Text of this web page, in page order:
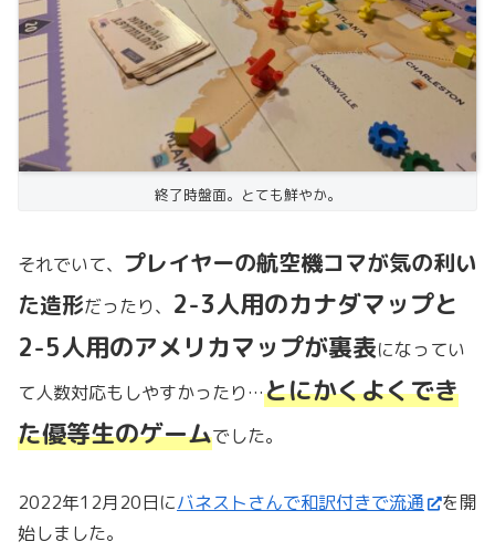
終了時盤面。とても鮮やか。
それでいて、 プレイヤーの航空機コマが気の利い
た造形だったり、 2-3人用のカナダマップと
2-5人用のアメリカマップが裏表になってい
て人数対応もしやすかったり…とにかくよくでき
た優等生のゲームでした。
2022年12月20日にバネストさんで和訳付きで流通
を開
始しました。